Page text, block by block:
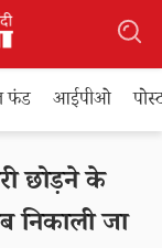
फंड आईपीओ
छोड़ने के
निकाली जा